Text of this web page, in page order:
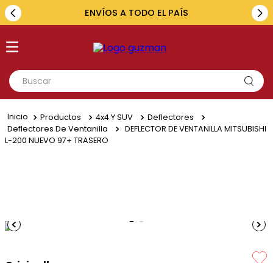
ENVÍOS A TODO EL PAÍS
Buscar
1.
toyota
Productos 4x4 Y SUV
Deflectores
Deflectores De Ventanilla
DEFLECTOR DE VENTANILLA MITSUBISHI
L-200 NUEVO 97+ TRASERO